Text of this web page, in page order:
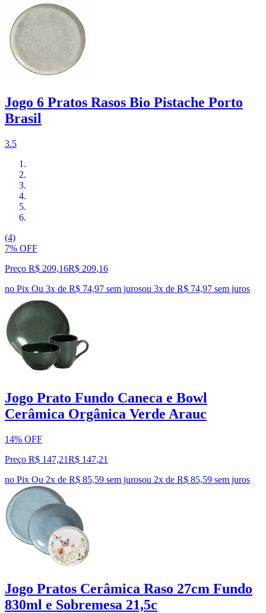
Jogo 6 Pratos Rasos Bio Pistache Porto
Brasil
3.5
(4)
7% OFF
Preço R$ 209,16R$ 209,16
no Pix Ou 3x de R$ 74,97 sem jurosou 3x de R$ 74,97 sem juros
Jogo Prato Fundo Caneca e Bowl
Cerâmica Orgânica Verde Arauc
14% OFF
Preço R$ 147,21R$ 147,21
no Pix Ou 2x de R$ 85,59 sem jurosou 2x de R$ 85,59 sem juros
Jogo Pratos Cerâmica Raso 27cm Fundo
830ml e Sobremesa 21,5c